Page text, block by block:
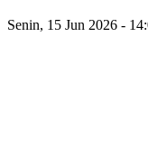
Senin, 15 Jun 2026 -